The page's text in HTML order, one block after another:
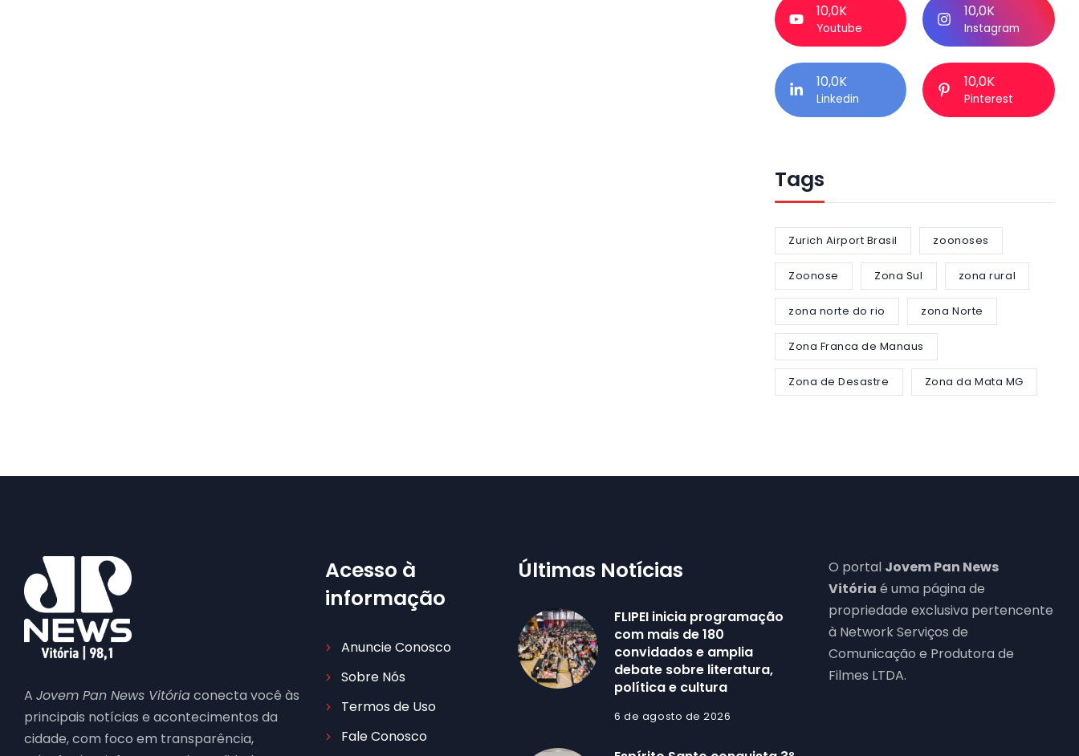
10,0K
Youtube
10,0K
Instagram
10,0K
Linkedin
10,0K
Pinterest
Tags
Zurich Airport Brasil zoonoses
Zoonose Zona Sul zona rural
zona norte do rio zona Norte
Zona Franca de Manaus
Zona de Desastre Zona da Mata MG
A Jovem Pan News Vitóriaconecta você às
principais notícias e acontecimentos da
cidade, com foco em transparência,
Acesso à
informação
Anuncie Conosco
Sobre Nós
Termos de Uso
Fale Conosco
Últimas Notícias
FLIPEI inicia programação
com mais de 180
convidados e amplia
debate sobre literatura,
política e cultura
6 de agosto de 2026
O portal Jovem Pan News
Vitória é uma página de
propriedade exclusiva pertencente
à Network Serviços de
Comunicação e Produtora de
Filmes LTDA.